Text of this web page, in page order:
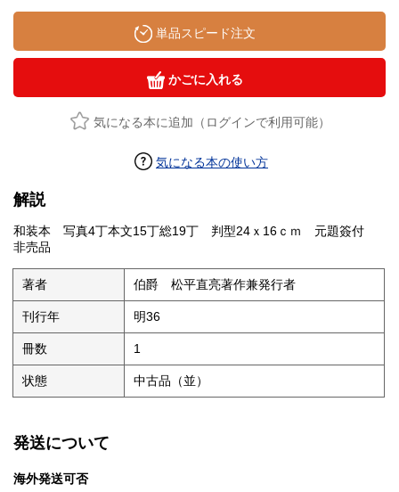
単品スピード注文
かごに入れる
気になる本に追加（ログインで利用可能）
気になる本の使い方
解説
和装本 写真4丁本文15丁総19丁 判型24ｘ16ｃｍ 元題簽付
非売品
著者 伯爵 松平直亮著作兼発行者
刊行年 明36
冊数 1
状態 中古品（並）
発送について
海外発送可否